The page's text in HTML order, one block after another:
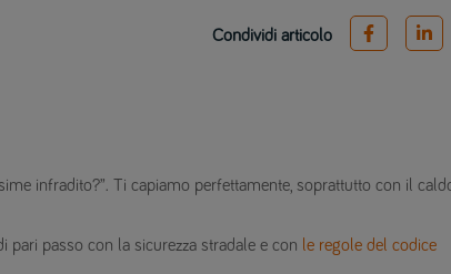
Condividi articolo
infradito?”. Ti capiamo perfettamente, soprattutto con il
pari passo con la sicurezza stradale e con le regole del codice